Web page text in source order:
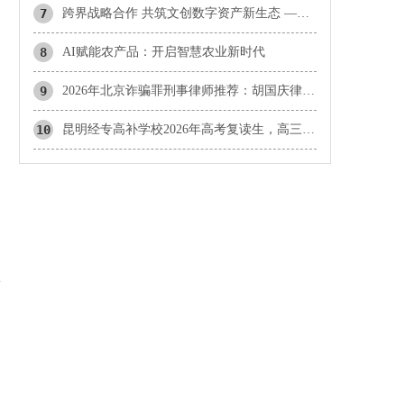
7 ​跨界战略合作 共筑文创数字资产新生态 ——携手探索文化数字化战略落地新范式
8 AI赋能农产品：开启智慧农业新时代
9 2026年北京诈骗罪刑事律师推荐：胡国庆律师合同诈骗与诈骗罪辩护方向分析
10 昆明经专高补学校2026年高考复读生，高三应届冲刺生，艺术文化体育生招生公告